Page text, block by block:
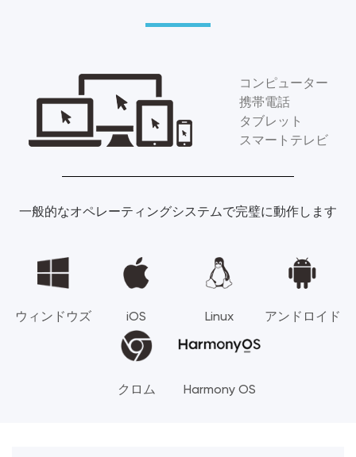
コンピューター
携帯電話
タブレット
スマートテレビ
一般的なオペレーティングシステムで完璧に動作します
ウィンドウズ iOS Linux アンドロイド
クロム Harmony OS